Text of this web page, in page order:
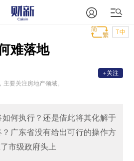
T中
难落地
主要关注房地产领域。
+关注
何执行？还是借此将其化解于
广东省没有给出可行的操作方
市级政府头上